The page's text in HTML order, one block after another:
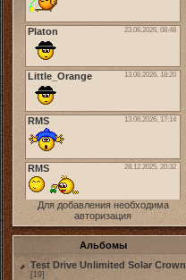
Для добавления необходима
авторизация
Альбомы
Test Drive Unlimited Solar Crown
[19]